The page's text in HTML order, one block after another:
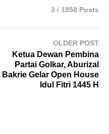
3 / 1858 Posts
OLDER POST
Ketua Dewan Pembina
Partai Golkar, Aburizal
Bakrie Gelar Open House
Idul Fitri 1445 H